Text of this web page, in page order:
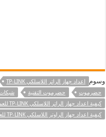
وسوم اعداد جهاز الراتر اللاسلكي TP-LINK
حضرموت
حضرموت التقنية شبكات
كيفية اعداد جهاز الراتر اللاسلكي TP-LINK للعمل مع مودم DSL (PPPOE)؟
كيفية اعداد جهاز الراوتر اللاسلكي TP-LINK للعمل مع مودم DSL (PPPOE)؟